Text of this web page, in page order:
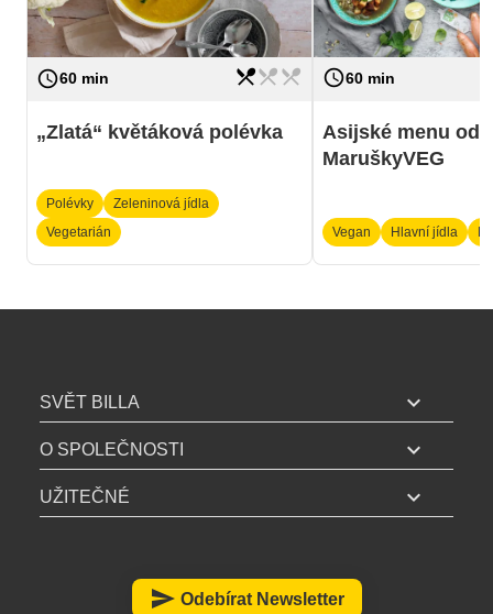
access_time60 min
Náročnost lehká
restaurant_menurestaurant_menurestaurant_menu
„Zlatá“ květáková polévka
Polévky
Zeleninová jídla
Vegetarián
access_time60 min
Náročnost
Asijské menu od
MaruškyVEG
Vegan Hlavní jídla
SVĚT BILLA expand_more
O SPOLEČNOSTI expand_more
UŽITEČNÉ expand_more
send Odebírat Newsletter